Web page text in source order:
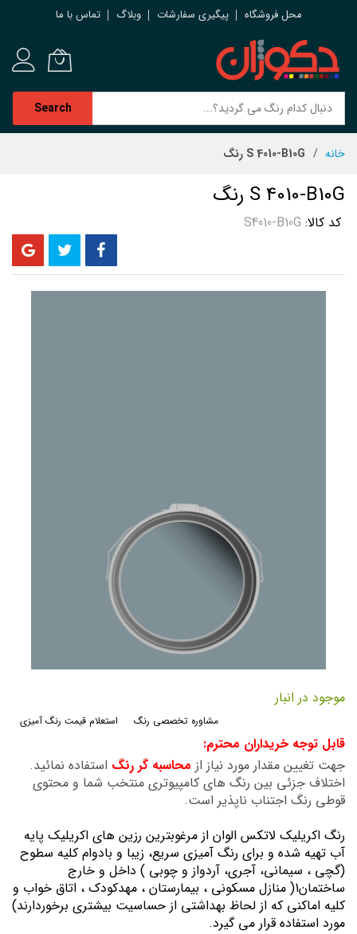
محل فروشگاه پیگیری سفارشات وبلاگ تماس با ما
Search
خانه S 4010-B10G رنگ
S 4010-B10G رنگ
کد کالا S4010-B10G
ابتدای
گالری
موجود در انبار
استعلام قیمت رنگ آمیزی مشاوره تخصصی رنگ
قابل توجه خریداران محترم:
جهت تغیین مقدار مورد نیاز از محاسبه گر رنگ استفاده نمائید.
اختلاف جزئی بین رنگ های کامپیوتری منتخب شما و محتوی
قوطی رنگ اجتناب ناپذیر است.
رنگ اكريليك لاتكس الوان از مرغوبترين رزين هاي اكريليك پايه
آب تهيه شده و برای رنگ آمیزی سریع، زیبا و بادوام کلیه سطوح
(گچی ، سیمانی، آجری، آردواز و چوبی ) داخل و خارج
ساختمان1( منازل مسكوني ، بيمارستان ، مهدكودك ، اتاق خواب و
كليه اماكني كه از لحاظ بهداشتي از حساسيت بيشتري برخوردارند)
مورد استفاده قرار می گیرد.